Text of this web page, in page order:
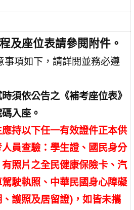
及座位表請參閱附件。
事項如下，請詳閱並務必遵
須依公告之《補考座位表》
入座。
持以下任一有效證件正本供
員查驗：學生證、國民身分
照片之全民健康保險卡、汽
駛執照、中華民國身心障礙
護照及居留證)，如皆未攜